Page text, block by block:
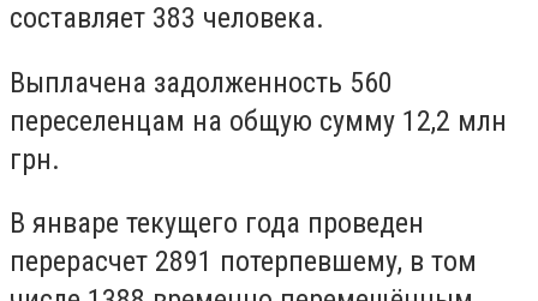
составляет 383 человека.
Выплачена задолженность 560
переселенцам на общую сумму 12,2 млн
грн.
В январе текущего года проведен
перерасчет 2891 потерпевшему, в том